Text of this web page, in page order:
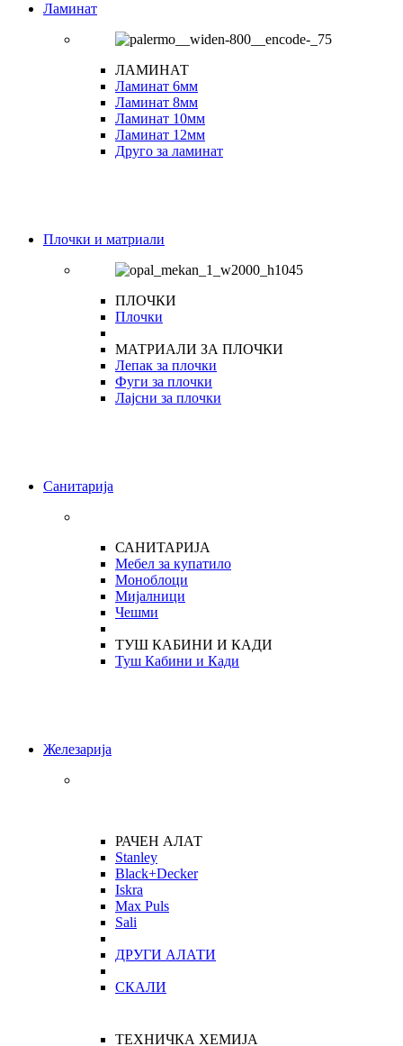
Ламинат
ЛАМИНАТ
Ламинат 6мм
Ламинат 8мм
Ламинат 10мм
Ламинат 12мм
Друго за ламинат
Плочки и матриали
ПЛОЧКИ
Плочки
МАТРИАЛИ ЗА ПЛОЧКИ
Лепак за плочки
Фуги за плочки
Лајсни за плочки
Санитарија
САНИТАРИЈА
Мебел за купатило
Моноблоци
Мијалници
Чешми
ТУШ КАБИНИ И КАДИ
Туш Кабини и Кади
Железарија
РАЧЕН АЛАТ
Stanley
Black+Decker
Iskra
Max Puls
Sali
ДРУГИ АЛАТИ
СКАЛИ
ТЕХНИЧКА ХЕМИЈА